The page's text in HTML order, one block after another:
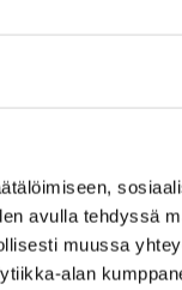
avulla tehdyssä
muussa
alan